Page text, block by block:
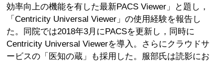
効率向上の機能を有した最新PACS Viewer」と題し，
「Centricity Universal Viewer」の使用経験を報告し
た。同院では2018年3月にPACSを更新し，同時に
Centricity Universal Viewerを導入。さらにクラウドサ
ービスの「医知の蔵」も採用した。服部氏は読影にお